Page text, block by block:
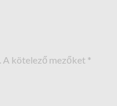
A kötelező mezőket *